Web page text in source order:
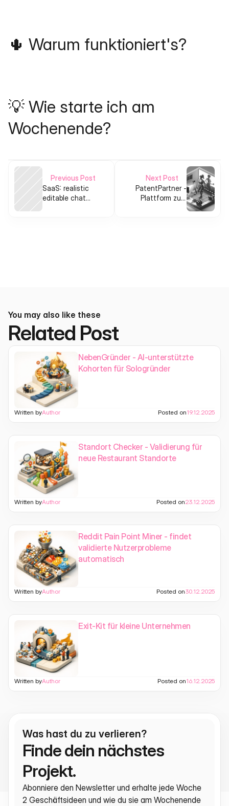
🌵 Warum funktioniert's?
💡 Wie starte ich am
Wochenende?
Previous Post
SaaS: realistic
editable chat
Next Post
PatentPartner -
Plattform zum
You may also like these
Related Post
NebenGründer - AI-unterstützte
Kohorten für Sologründer
Written byAuthor Posted on19.12.2025
Standort Checker - Validierung für
neue Restaurant Standorte
Written byAuthor Posted on23.12.2025
Reddit Pain Point Miner - findet
validierte Nutzerprobleme
automatisch
Written byAuthor Posted on30.12.2025
Exit-Kit für kleine Unternehmen
Written byAuthor Posted on16.12.2025
Was hast du zu verlieren?
Finde dein nächstes
Projekt.
Abonniere den Newsletter und erhalte jede Woche
2 Geschäftsideen und wie du sie am Wochenende